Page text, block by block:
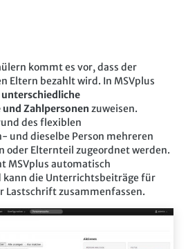
kommt es vor, dass der
Eltern bezahlt wird. In MSVplus
unterschiedliche
Zahlpersonen zuweisen.
des flexiblen
und dieselbe Person mehreren
oder Elternteil zugeordnet werden.
MSVplus automatisch
kann die Unterrichtsbeiträge für
Lastschrift zusammenfassen.